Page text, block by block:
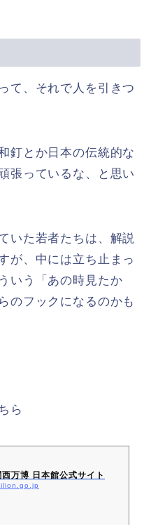
て、それで人を引きつ
釘とか日本の伝統的な
張っているな、と思い
いた若者たちは、解説
が、中には立ち止まっ
いう「あの時見たか
のフックになるのかも
ら
万博 日本館公式サイト